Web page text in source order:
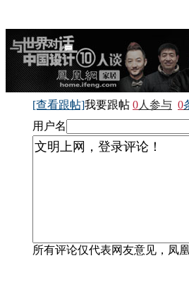
[查看跟帖]我要跟帖 0人参与 0
用户名
所有评论仅代表网友意见，凤